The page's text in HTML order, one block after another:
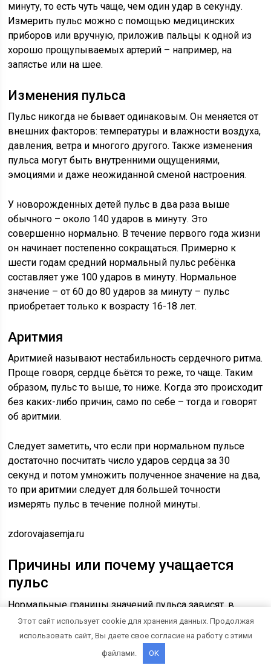
минуту, то есть чуть чаще, чем один удар в секунду.
Измерить пульс можно с помощью медицинских
приборов или вручную, приложив пальцы к одной из
хорошо прощупываемых артерий – например, на
запястье или на шее.
Изменения пульса
Пульс никогда не бывает одинаковым. Он меняется от
внешних факторов: температуры и влажности воздуха,
давления, ветра и многого другого. Также изменения
пульса могут быть внутренними ощущениями,
эмоциями и даже неожиданной сменой настроения.
У новорожденных детей пульс в два раза выше
обычного – около 140 ударов в минуту. Это
совершенно нормально. В течение первого года жизни
он начинает постепенно сокращаться. Примерно к
шести годам средний нормальный пульс ребёнка
составляет уже 100 ударов в минуту. Нормальное
значение – от 60 до 80 ударов за минуту – пульс
приобретает только к возрасту 16-18 лет.
Аритмия
Аритмией называют нестабильность сердечного ритма.
Проще говоря, сердце бьётся то реже, то чаще. Таким
образом, пульс то выше, то ниже. Когда это происходит
без каких-либо причин, само по себе – тогда и говорят
об аритмии.
Следует заметить, что если при нормальном пульсе
достаточно посчитать число ударов сердца за 30
секунд и потом умножить полученное значение на два,
то при аритмии следует для большей точности
измерять пульс в течение полной минуты.
zdorovajasemja.ru
Причины или почему учащается
пульс
Нормальные границы значений пульса зависят, в
первую очередь, от возраста человека, но стоит
помнить и об индивидуальных особенностях
Этот сайт использует cookie для хранения данных. Продолжая
использовать сайт, Вы даете свое согласие на работу с этими
файлами.
OK